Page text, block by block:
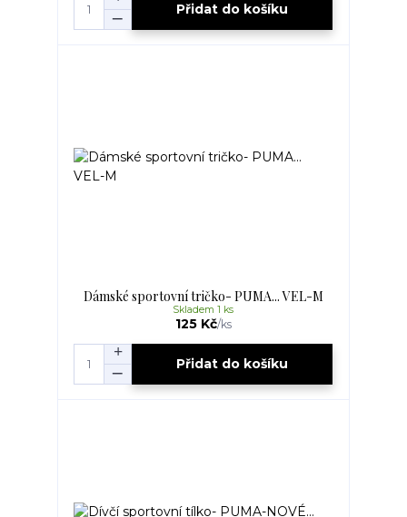
Přidat do košíku
Dámské sportovní tričko- PUMA... VEL-M
125 Kč/ks
Skladem 1 ks
Přidat do košíku